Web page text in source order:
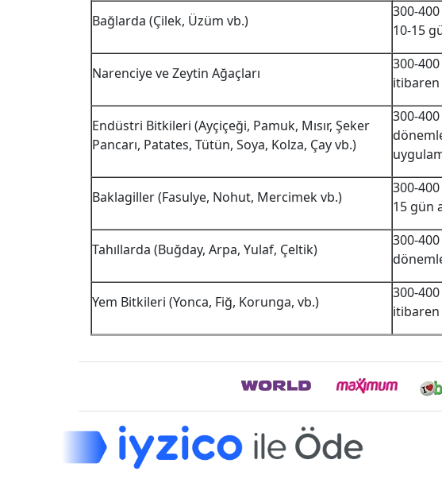
Bağlarda (Çilek, Üzüm vb.)
300-
10-15
Narenciye ve Zeytin Ağaçları
300-
itibaren
Endüstri Bitkileri (Ayçiçeği, Pamuk, Mısır, Şeker
Pancarı, Patates, Tütün, Soya, Kolza, Çay vb.)
300-
Baklagiller (Fasulye, Nohut, Mercimek vb.)
300-
15 gün
Tahıllarda (Buğday, Arpa, Yulaf, Çeltik)
300-
Yem Bitkileri (Yonca, Fiğ, Korunga, vb.)
300-
itibaren